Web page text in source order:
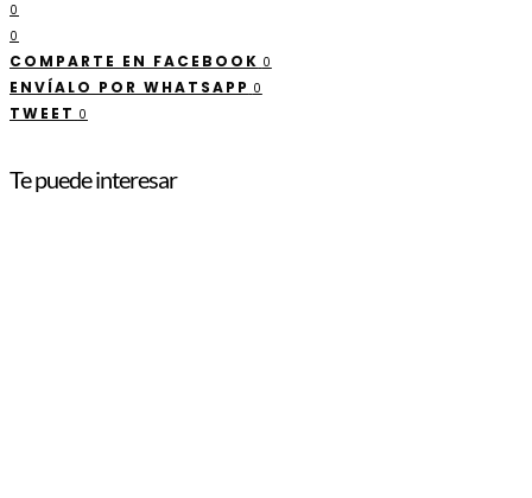
0
0
COMPARTE EN FACEBOOK 0
ENVÍALO POR WHATSAPP 0
TWEET 0
Te puede interesar